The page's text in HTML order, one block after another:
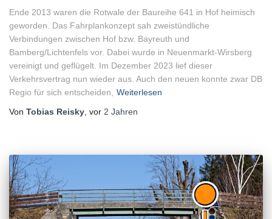
Ende 2013 waren die Rotwale der Baureihe 641 in Hof heimisch
geworden. Das Fahrplankonzept sah zweistündliche
Verbindungen zwischen Hof bzw. Bayreuth und
Bamberg/Lichtenfels vor. Dabei wurde in Neuenmarkt-Wirsberg
vereinigt und geflügelt. Im Dezember 2023 lief dieser
Verkehrsvertrag nun wieder aus. Auch den neuen konnte zwar DB
Regio für sich entscheiden, Weiterlesen
Von Tobias Reisky, vor 2 Jahren